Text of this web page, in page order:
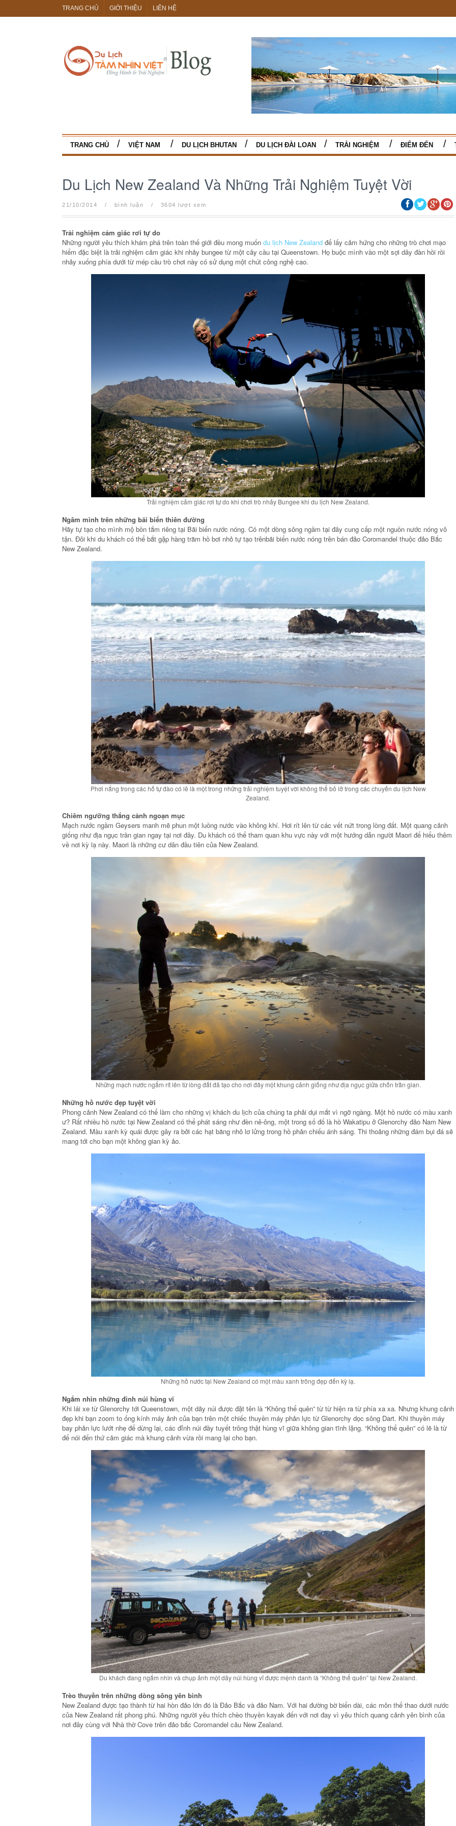
TRANG CHỦ GIỚI THIỆU LIÊN HỆ
TRANG CHỦ VIỆT NAM DU LỊCH BHUTAN DU LỊCH ĐÀI LOAN TRẢI NGHIỆM ĐIỂM ĐẾN
Du Lịch New Zealand Và Những Trải Nghiệm Tuyệt Vời
21/10/2014 / bình luận / 3604 lượt xem
Trải nghiệm cảm giác rơi tự do
Những người yêu thích khám phá trên toàn thế giới đều mong muốn du lịch New Zealand để lấy cảm hứng cho những trò chơi mạo
hiểm đặc biệt là trải nghiệm cảm giác khi nhảy bungee từ một cây cầu tại Queenstown. Họ buộc mình vào một sợi dây đàn hồi rồi
nhảy xuống phía dưới từ mép cầu trò chơi này có sử dụng một chút công nghệ cao.
Trải nghiệm cảm giác rơi tự do khi chơi trò nhảy Bungee khi du lịch New Zealand.
Ngâm mình trên những bãi biển thiên đường
Hãy tự tạo cho mình mộ bồn tắm riêng tại Bãi biển nước nóng. Có một dòng sông ngầm tại đây cung cấp một nguồn nước nóng vô
tận. Đôi khi du khách có thể bắt gặp hàng trăm hồ bơi nhỏ tự tạo trênbãi biển nước nóng trên bán đảo Coromandel thuộc đảo Bắc
New Zealand.
Phơi nắng trong các hố tự đào có lẽ là một trong những trải nghiệm tuyệt vời không thể bỏ lỡ trong các chuyến du lịch New
Zealand.
Chiêm ngưỡng thắng cảnh ngoạn mục
Mạch nước ngầm Geysers manh mẽ phun một luồng nước vào không khí. Hơi rít lên từ các vết nứt trong lòng đất. Một quang cảnh
giống như địa ngục trần gian ngay tại nơi đây. Du khách có thể tham quan khu vực này với một hướng dẫn người Maori để hiểu thêm
về nơi kỳ lạ này. Maori là những cư dân đầu tiên của New Zealand.
Những mạch nước ngẩm rít lên từ lòng đất đã tạo cho nơi đây một khung cảnh giống như địa ngục giữa chốn trần gian.
Những hồ nước đẹp tuyệt vời
Phong cảnh New Zealand có thể làm cho những vị khách du lịch của chúng ta phải dụi mắt vì ngỡ ngàng. Một hồ nước có màu xanh
ư? Rất nhiều hồ nước tại New Zealand có thể phát sáng như đèn nê-ông, một trong số đố là hồ Wakatipu ở Glenorchy đảo Nam New
Zealand. Màu xanh kỳ quái được gây ra bởi các hạt băng nhỏ lơ lửng trong hồ phản chiếu ánh sáng. Thi thoảng những đám bụi đá sẽ
mang tới cho bạn một không gian kỳ ảo.
Những hồ nước tại New Zealand có một màu xanh trông đẹp đến kỳ lạ.
Ngắm nhìn những đỉnh núi hùng vĩ
Khi lái xe từ Glenorchy tới Queenstown, một dãy núi được đặt tên là “Không thể quên” từ từ hiện ra từ phía xa xa. Nhưng khung cảnh
đẹp khi bạn zoom to ống kính máy ảnh của bạn trên một chiếc thuyền máy phản lực từ Glenorchy dọc sông Dart. Khi thuyền máy
bay phản lực lướt nhẹ để dừng lại, các đỉnh núi đầy tuyết trông thật hùng vĩ giữa không gian tĩnh lặng. “Không thể quên” có lẽ là từ
để nói đến thứ cảm giác mà khung cảnh vừa rồi mang lại cho bạn.
Du khách đang ngắm nhìn và chụp ảnh một dãy núi hùng vĩ được mệnh danh là “Không thể quên” tại New Zealand.
Trèo thuyền trên những dòng sông yên bình
New Zealand được tạo thành từ hai hòn đảo lớn đó là Đảo Bắc và đảo Nam. Với hai đường bờ biển dài, các môn thể thao dưới nước
của New Zealand rất phong phú. Những người yêu thích chèo thuyền kayak đến với nơi đay vì yêu thích quang cảnh yên bình của
nơi đây cùng với Nhà thờ Cove trên đảo bắc Coromandel cảu New Zealand.
KHU NGHỈ DƯỠNG TỐT NHẤT
CHÂU Á TẠI ĐÀ NẴNG – HARNN
HERITAGE SPA
KHU NGHỈ DƯỠNG TỐT NHẤT
CHÂU Á TẠI ĐÀ NẴNG – HARNN
HERITAGE SPA